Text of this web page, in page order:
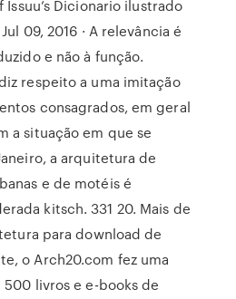
Dicionario ilustrado
09, 2016 · A relevância é
e não à função.
respeito a uma imitação
consagrados, em geral
a situação em que se
a arquitetura de
e de motéis é
kitsch. 331 20. Mais de
para download de
o Arch20.com fez uma
livros e e-books de